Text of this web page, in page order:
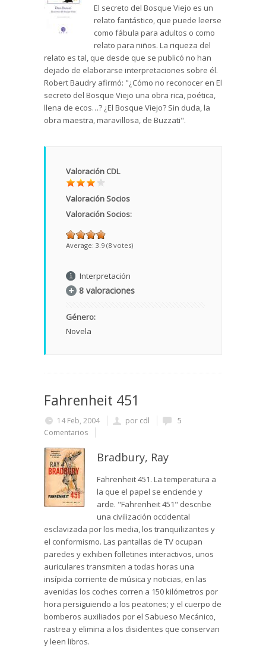
El secreto del Bosque Viejo es un
relato fantástico, que puede leerse
como fábula para adultos o como
relato para niños. La riqueza del
relato es tal, que desde que se publicó no han
dejado de elaborarse interpretaciones sobre él.
Robert Baudry afirmó: "¿Cómo no reconocer en El
secreto del Bosque Viejo una obra rica, poética,
llena de ecos…? ¿El Bosque Viejo? Sin duda, la
obra maestra, maravillosa, de Buzzati".
Valoración CDL
Valoración Socios
Valoración Socios:
Average: 3.9 (8 votes)
Interpretación
8 valoraciones
Género:
Novela
Fahrenheit 451
14 Feb, 2004 por cdl
5
Comentarios
Bradbury, Ray
Fahrenheit 451. La temperatura a
la que el papel se enciende y
arde. "Fahrenheit 451" describe
una civilización occidental
esclavizada por los media, los tranquilizantes y
el conformismo. Las pantallas de TV ocupan
paredes y exhiben folletines interactivos, unos
auriculares transmiten a todas horas una
insípida corriente de música y noticias, en las
avenidas los coches corren a 150 kilómetros por
hora persiguiendo a los peatones; y el cuerpo de
bomberos auxiliados por el Sabueso Mecánico,
rastrea y elimina a los disidentes que conservan
y leen libros.